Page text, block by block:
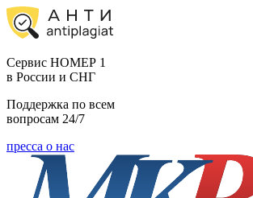
Cервис НОМЕР 1
в России и СНГ
Поддержка по всем
вопросам 24/7
пресса о нас